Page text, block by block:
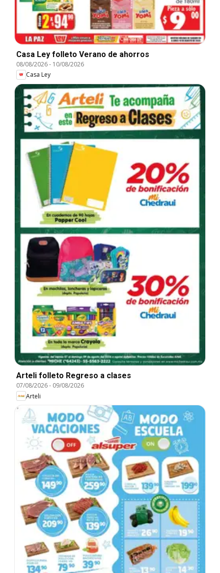
Casa Ley folleto Verano de ahorros
08/08/2026- 10/08/2026
Casa Ley
Arteli folleto Regreso a clases
07/08/2026- 09/08/2026
Arteli